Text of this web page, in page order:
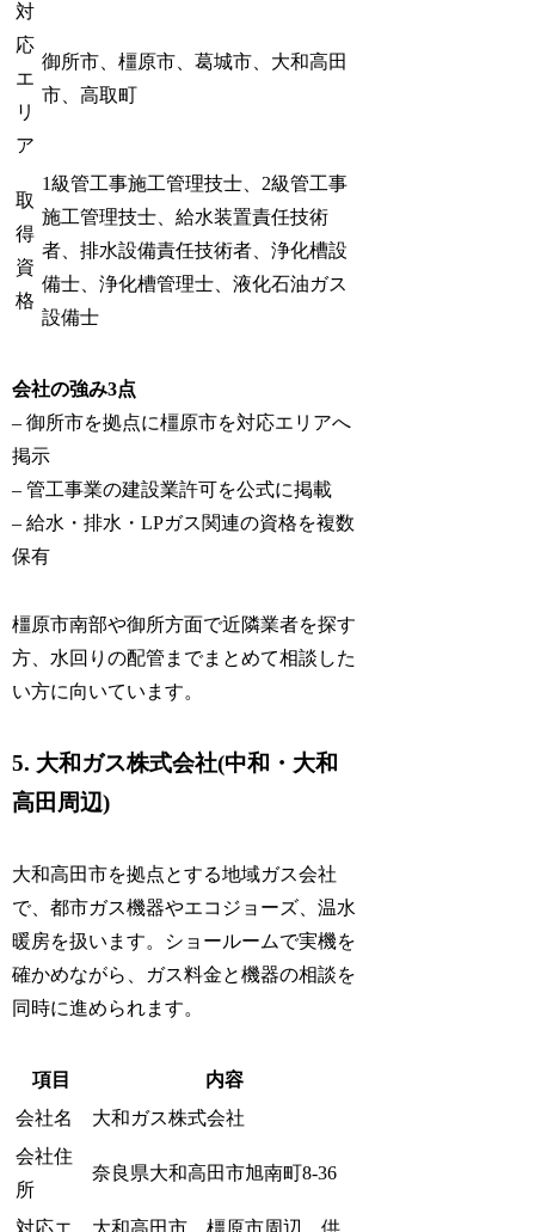
対
応
エ
リ
ア
御所市、橿原市、葛城市、大和高田
市、高取町
取
得
資
格
1級管工事施工管理技士、2級管工事
施工管理技士、給水装置責任技術
者、排水設備責任技術者、浄化槽設
備士、浄化槽管理士、液化石油ガス
設備士
会社の強み3点
– 御所市を拠点に橿原市を対応エリアへ
掲示
– 管工事業の建設業許可を公式に掲載
– 給水・排水・LPガス関連の資格を複数
保有
橿原市南部や御所方面で近隣業者を探す
方、水回りの配管までまとめて相談した
い方に向いています。
5. 大和ガス株式会社(中和・大和
高田周辺)
大和高田市を拠点とする地域ガス会社
で、都市ガス機器やエコジョーズ、温水
暖房を扱います。ショールームで実機を
確かめながら、ガス料金と機器の相談を
同時に進められます。
項目
内容
会社名
大和ガス株式会社
会社住
所
奈良県大和高田市旭南町8-36
対応エ 大和高田市、橿原市周辺、供